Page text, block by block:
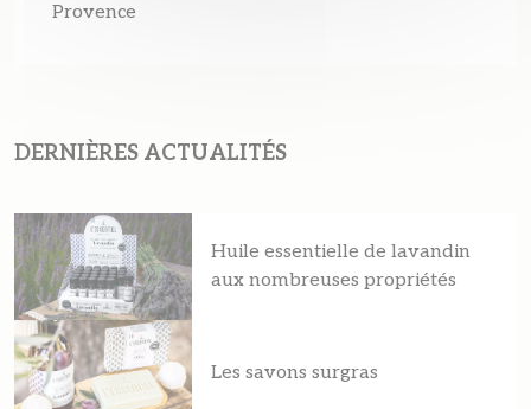
Provence
DERNIÈRES ACTUALITÉS
Huile essentielle de lavandin
aux nombreuses propriétés
Les savons surgras